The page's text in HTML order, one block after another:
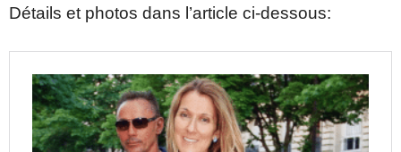
Détails et photos dans l’article ci-dessous: